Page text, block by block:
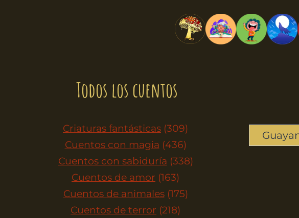
Todos los cuentos
Criaturas fantásticas (309)
Cuentos con magia (436)
Cuentos con sabiduría (338)
Cuentos de amor (163)
Cuentos de animales (175)
Cuentos de terror (218)